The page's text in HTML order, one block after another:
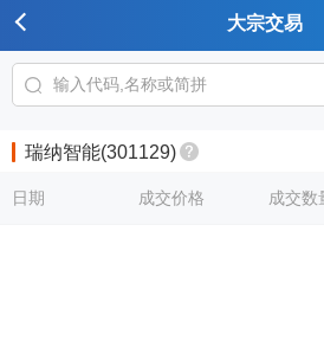
大宗交易
瑞纳智能(301129)
日期 成交价格 成交数